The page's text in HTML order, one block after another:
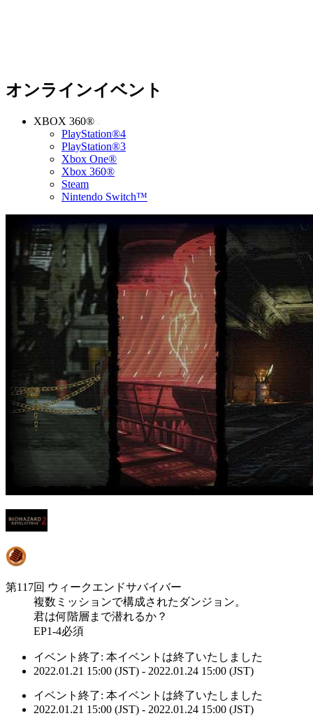
オンラインイベント
XBOX 360®
PlayStation®4
PlayStation®3
Xbox One®
Xbox 360®
Steam
Nintendo Switch™
第117回 ウィークエンドサバイバー
複数ミッションで構成されたダンジョン。
君は何階層まで潜れるか？
EP1-4必須
イベント終了: 本イベントは終了いたしました
2022.01.21 15:00 (JST) - 2022.01.24 15:00 (JST)
イベント終了: 本イベントは終了いたしました
2022.01.21 15:00 (JST) - 2022.01.24 15:00 (JST)